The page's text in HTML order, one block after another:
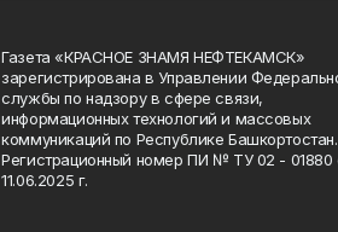
Газета «КРАСНОЕ ЗНАМЯ НЕФТЕКАМСК»
зарегистрирована в Управлении
службы по надзору в сфере связи,
информационных технологий и массовых
коммуникаций по Республике Башкортостан.
Регистрационный номер ПИ № ТУ 02 - 01880
11.06.2025 г.